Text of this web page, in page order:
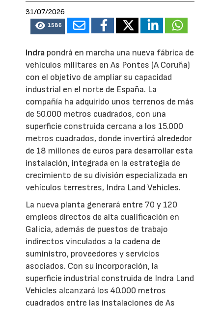
31/07/2026
1586
Indra pondrá en marcha una nueva fábrica de
vehículos militares en As Pontes (A Coruña)
con el objetivo de ampliar su capacidad
industrial en el norte de España. La
compañía ha adquirido unos terrenos de más
de 50.000 metros cuadrados, con una
superficie construida cercana a los 15.000
metros cuadrados, donde invertirá alrededor
de 18 millones de euros para desarrollar esta
instalación, integrada en la estrategia de
crecimiento de su división especializada en
vehículos terrestres, Indra Land Vehicles.
La nueva planta generará entre 70 y 120
empleos directos de alta cualificación en
Galicia, además de puestos de trabajo
indirectos vinculados a la cadena de
suministro, proveedores y servicios
asociados. Con su incorporación, la
superficie industrial construida de Indra Land
Vehicles alcanzará los 40.000 metros
cuadrados entre las instalaciones de As